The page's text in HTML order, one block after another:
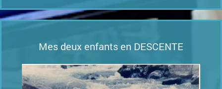
Mes deux enfants en DESCENTE